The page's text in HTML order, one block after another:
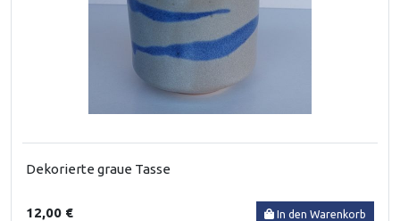
Dekorierte graue Tasse
12,00 € In den Warenkorb